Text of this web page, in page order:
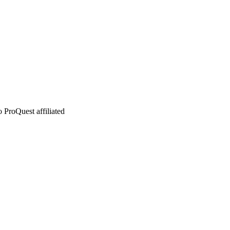
ProQuest affiliated